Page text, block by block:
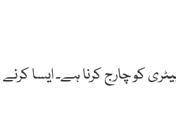
سب سے موزوں تناسب 50 فیصد تک بیٹری کو چارج کرنا